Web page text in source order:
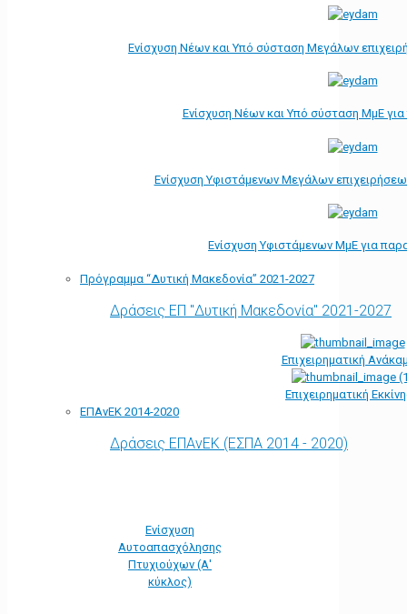
Ενίσχυση Νέων και Υπό σύσταση Μεγάλων
Ενίσχυση Νέων και Υπό σύσταση ΜμΕ
Ενίσχυση Υφιστάμενων Μεγάλων
Ενίσχυση Υφιστάμενων ΜμΕ για
Πρόγραμμα “Δυτική Μακεδονία” 2021-2027
Δράσεις ΕΠ "Δυτική Μακεδονία" 2021-2027
Επιχειρηματική
Επιχειρηματική
ΕΠΑνΕΚ 2014-2020
Δράσεις ΕΠΑνΕΚ (ΕΣΠΑ 2014 - 2020)
Ενίσχυση
Αυτοαπασχόλησης
Πτυχιούχων (Α'
κύκλος)